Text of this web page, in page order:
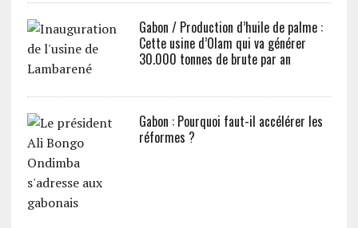
Gabon / Production d’huile de palme :
Cette usine d’Olam qui va générer
30.000 tonnes de brute par an
Gabon : Pourquoi faut-il accélérer les
réformes ?